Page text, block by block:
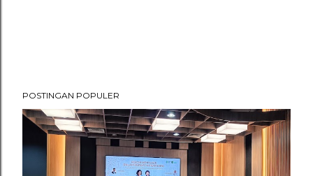
POSTINGAN POPULER